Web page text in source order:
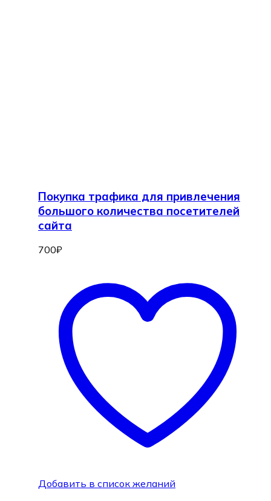
Покупка трафика для привлечения
большого количества посетителей
сайта
700₽
Добавить в список желаний